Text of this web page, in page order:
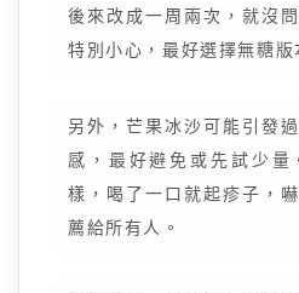
後來改成一周兩次，就沒
特別小心，最好選擇無糖版
另外，芒果冰沙可能引發
感，最好避免或先試少量
樣，喝了一口就起疹子，
薦給所有人。